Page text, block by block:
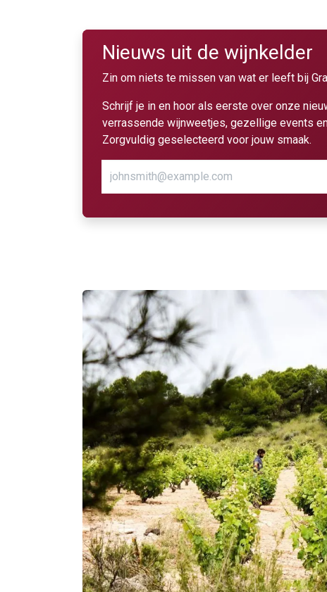
Nieuws uit de wijn​k​elder​
Zin om niets te missen van wat er leeft bij
Schrijf je in en hoor als eerste over onze
verrassende wijnweetjes, gezellige events
Zorgvuldig geselecteerd voor jouw smaak.